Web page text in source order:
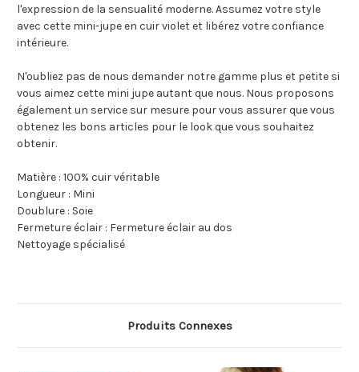
l'expression de la sensualité moderne. Assumez votre style
avec cette mini-jupe en cuir violet et libérez votre confiance
intérieure.
N'oubliez pas de nous demander notre gamme plus et petite si
vous aimez cette mini jupe autant que nous. Nous proposons
également un service sur mesure pour vous assurer que vous
obtenez les bons articles pour le look que vous souhaitez
obtenir.
Matière : 100% cuir véritable
Longueur : Mini
Doublure : Soie
Fermeture éclair : Fermeture éclair au dos
Nettoyage spécialisé
Produits Connexes